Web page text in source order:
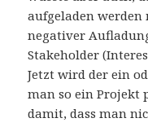
aufgeladen
negativer
Stakeholder
Jetzt wird der ein
man so ein Projekt
damit, dass man